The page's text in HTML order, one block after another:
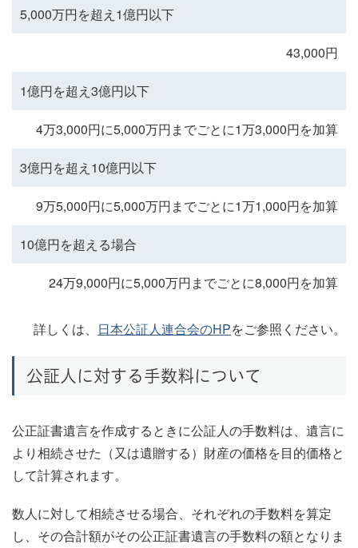
5,000万円を超え1億円以下
43,000円
1億円を超え3億円以下
4万3,000円に5,000万円までごとに1万3,000円を加算
3億円を超え10億円以下
9万5,000円に5,000万円までごとに1万1,000円を加算
10億円を超える場合
24万9,000円に5,000万円までごとに8,000円を加算
詳しくは、 日本公証人連合会のHPをご参照ください。
公証人に対する手数料について
公正証書遺言を作成するときに公証人の手数料は、遺言に
より相続させた（又は遺贈する）財産の価格を目的価格と
して計算されます。
数人に対して相続させる場合、それぞれの手数料を算定
し、その合計額がその公正証書遺言の手数料の額となりま